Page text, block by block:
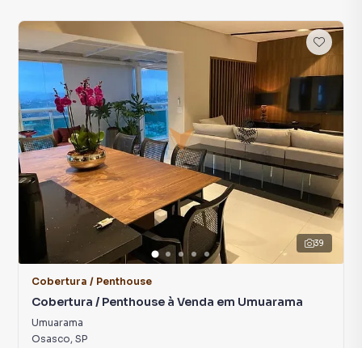
39
Cobertura / Penthouse
Cobertura / Penthouse à Venda em Umuarama
Umuarama
Osasco, SP